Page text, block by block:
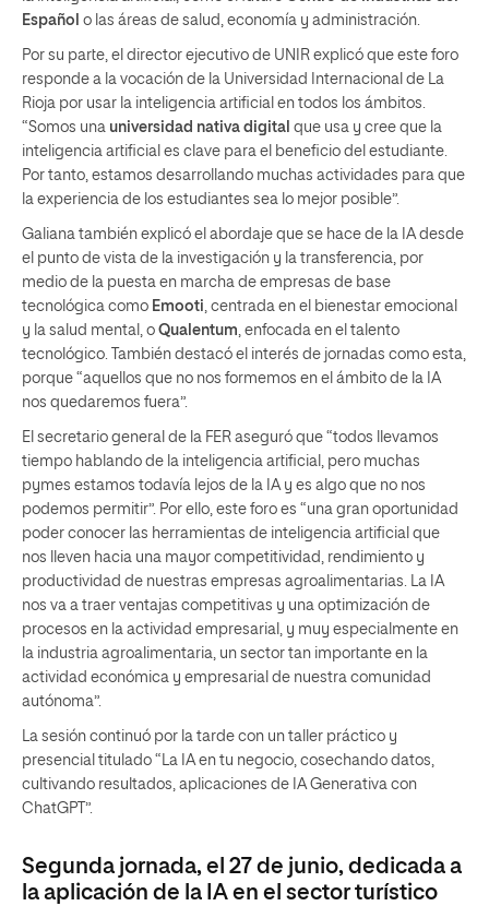
Español o las áreas de salud, economía y administración.
Por su parte, el director ejecutivo de UNIR explicó que este foro
responde a la vocación de la Universidad Internacional de La
Rioja por usar la inteligencia artificial en todos los ámbitos.
“Somos una universidad nativa digital que usa y cree que la
inteligencia artificial es clave para el beneficio del estudiante.
Por tanto, estamos desarrollando muchas actividades para que
la experiencia de los estudiantes sea lo mejor posible”.
Galiana también explicó el abordaje que se hace de la IA desde
el punto de vista de la investigación y la transferencia, por
medio de la puesta en marcha de empresas de base
tecnológica como Emooti, centrada en el bienestar emocional
y la salud mental, o Qualentum, enfocada en el talento
tecnológico. También destacó el interés de jornadas como esta,
porque “aquellos que no nos formemos en el ámbito de la IA
nos quedaremos fuera”.
El secretario general de la FER aseguró que “todos llevamos
tiempo hablando de la inteligencia artificial, pero muchas
pymes estamos todavía lejos de la IA y es algo que no nos
podemos permitir”. Por ello, este foro es “una gran oportunidad
poder conocer las herramientas de inteligencia artificial que
nos lleven hacia una mayor competitividad, rendimiento y
productividad de nuestras empresas agroalimentarias. La IA
nos va a traer ventajas competitivas y una optimización de
procesos en la actividad empresarial, y muy especialmente en
la industria agroalimentaria, un sector tan importante en la
actividad económica y empresarial de nuestra comunidad
autónoma”.
La sesión continuó por la tarde con un taller práctico y
presencial titulado “La IA en tu negocio, cosechando datos,
cultivando resultados, aplicaciones de IA Generativa con
ChatGPT”.
Segunda jornada, el 27 de junio, dedicada a
la aplicación de la IA en el sector turístico